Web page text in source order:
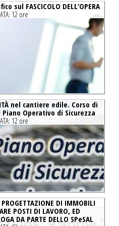
sul FASCICOLO DELL’OPERA
12 ore
nel cantiere edile. Corso di
Operativo di Sicurezza
12 ore
DI IMMOBILI
POSTI DI LAVORO, ED
DA PARTE DELLO SPeSAL